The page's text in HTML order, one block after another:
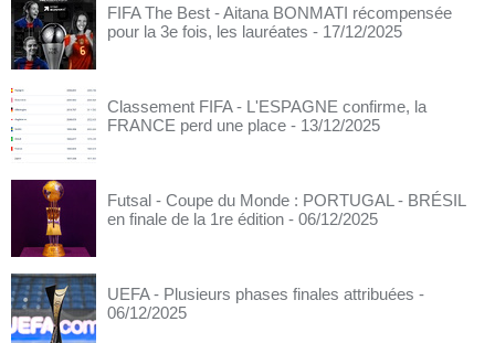
FIFA The Best - Aitana BONMATI récompensée
pour la 3e fois, les lauréates - 17/12/2025
Classement FIFA - L'ESPAGNE confirme, la
FRANCE perd une place - 13/12/2025
Futsal - Coupe du Monde : PORTUGAL - BRÉSIL
en finale de la 1re édition - 06/12/2025
UEFA - Plusieurs phases finales attribuées -
06/12/2025